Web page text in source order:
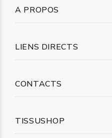
A PROPOS
LIENS DIRECTS
CONTACTS
TISSUSHOP